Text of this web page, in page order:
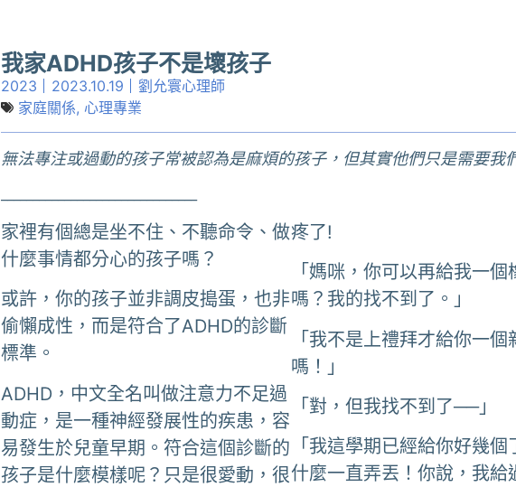
我家ADHD孩子不是壞孩子
2023 2023.10.19
劉允寰心理師
家庭關係, 心理專業
無法專注或過動的孩子常被認為是麻煩的孩子，但其實他們只是需要我
家裡有個總是坐不住、不聽命令、做
什麼事情都分心的孩子嗎？
或許，你的孩子並非調皮搗蛋，也非
偷懶成性，而是符合了ADHD的診斷
標準。
ADHD，中文全名叫做注意力不足過
動症，是一種神經發展性的疾患，容
易發生於兒童早期。符合這個診斷的
孩子是什麼模樣呢？只是很愛動，很
疼了!
「媽咪，你可以再給我一個
嗎？我的找不到了。」
「我不是上禮拜才給你一個
嗎！」
「對，但我找不到了──」
「我這學期已經給你好幾個
什麼一直弄丟！你說，我給